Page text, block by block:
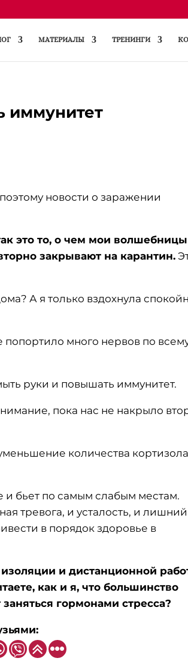
МАТЕРИАЛЫ ТРЕНИНГИ
иммунитет
новости о заражении
это то, о чем мои
закрывают на карантин.
А я только вздохнула
попортило много нервов по
руки и повышать иммунитет.
пока нас не накрыло
количества
и бьет по самым слабым местам.
тревога, и усталость, и лишний
в порядок здоровье в
и дистанционной
как и я, что большинство
гормонами стресса?